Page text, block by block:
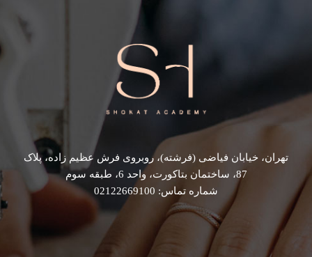
تهران، خیابان فیاضی (فرشته)، روبروی فرش عظیم زاده، پلاک
87، ساختمان بتاکورت، واحد 6، طبقه سوم
شماره تماس: 02122669100